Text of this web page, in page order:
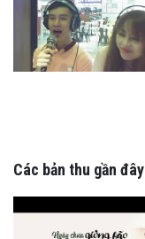
Các bản thu gần đây